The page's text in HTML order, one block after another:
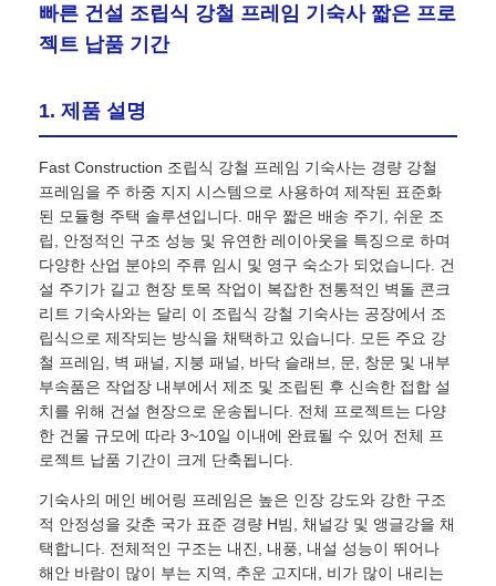
집
제품
빠른 건설 조립식 강철 프레임 기숙사 짧은 프로
젝트 납품 기간
1. 제품 설명
Fast Construction 조립식 강철 프레임 기숙사는 경량 강철
프레임을 주 하중 지지 시스템으로 사용하여 제작된 표준화
된 모듈형 주택 솔루션입니다. 매우 짧은 배송 주기, 쉬운 조
립, 안정적인 구조 성능 및 유연한 레이아웃을 특징으로 하며
다양한 산업 분야의 주류 임시 및 영구 숙소가 되었습니다. 건
설 주기가 길고 현장 토목 작업이 복잡한 전통적인 벽돌 콘크
리트 기숙사와는 달리 이 조립식 강철 기숙사는 공장에서 조
립식으로 제작되는 방식을 채택하고 있습니다. 모든 주요 강
철 프레임, 벽 패널, 지붕 패널, 바닥 슬래브, 문, 창문 및 내부
부속품은 작업장 내부에서 제조 및 조립된 후 신속한 접합 설
치를 위해 건설 현장으로 운송됩니다. 전체 프로젝트는 다양
한 건물 규모에 따라 3~10일 이내에 완료될 수 있어 전체 프
로젝트 납품 기간이 크게 단축됩니다.
기숙사의 메인 베어링 프레임은 높은 인장 강도와 강한 구조
적 안정성을 갖춘 국가 표준 경량 H빔, 채널강 및 앵글강을 채
택합니다. 전체적인 구조는 내진, 내풍, 내설 성능이 뛰어나
해안 바람이 많이 부는 지역, 추운 고지대, 비가 많이 내리는